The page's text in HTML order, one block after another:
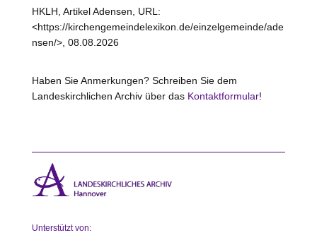
HKLH, Artikel Adensen, URL:
<https://kirchengemeindelexikon.de/einzelgemeinde/ade
nsen/>, 08.08.2026
Haben Sie Anmerkungen? Schreiben Sie dem
Landeskirchlichen Archiv über das Kontaktformular!
Unterstützt von: